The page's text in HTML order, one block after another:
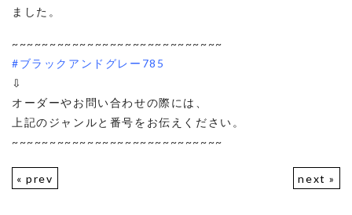
ました。
~~~~~~~~~~~~~~~~~~~~~~~~~~~~
#ブラックアンドグレー785
⇩
オーダーやお問い合わせの際には、
上記のジャンルと番号をお伝えください。
~~~~~~~~~~~~~~~~~~~~~~~~~~~~
« prev next »